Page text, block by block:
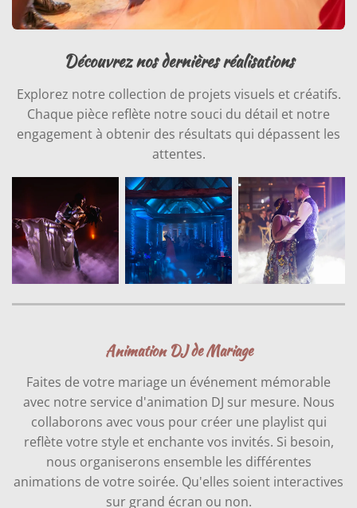
Découvrez nos dernières réalisations
Explorez notre collection de projets visuels et créatifs.
Chaque pièce reflète notre souci du détail et notre
engagement à obtenir des résultats qui dépassent les
attentes.
Animation DJ de Mariage
Faites de votre mariage un événement mémorable
avec notre service d'animation DJ sur mesure. Nous
collaborons avec vous pour créer une playlist qui
reflète votre style et enchante vos invités. Si besoin,
nous organiserons ensemble les différentes
animations de votre soirée. Qu'elles soient interactives
sur grand écran ou non.